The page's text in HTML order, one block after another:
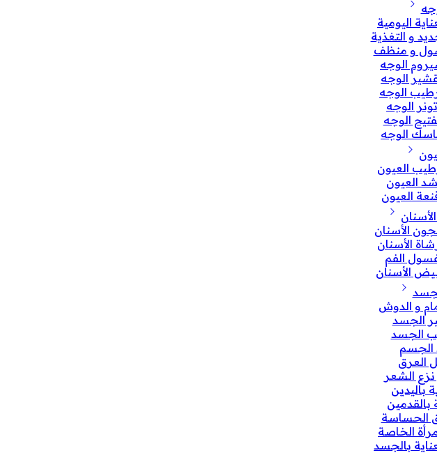
اليومية
و التغذية
و منظف
الوجه
الوجه
الوجه
تونر الوجه
الوجه
الوجه
العيون
شد العيون
العيون
الأسنان
الأسنان
الفم
الأسنان
و الدوش
الجسد
الجسد
العرق
نزع الشعر
باليدين
بالقدمين
الحساسة
الخاصة
بالجسد